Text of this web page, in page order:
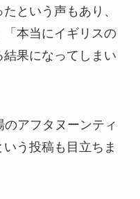
という声もあり、
「本当にイギリスの
果になってしまい
アフタヌーンティ
う投稿も目立ちま